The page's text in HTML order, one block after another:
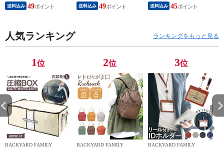
送料込み 49 送料込み 49 送料込み 45
人気ランキング ランキングをもっと見る
1位
BACKYARD FAMILY
2位
BACKYARD FAMILY
3位
BACKYARD FAMILY